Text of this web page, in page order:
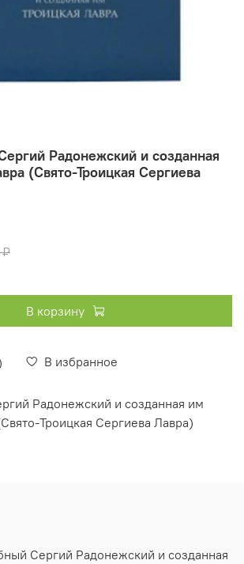
Радонежский и созданная
(Свято-Троицкая Сергиева
В избранное
В корзину
Радонежский и созданная им
Троицкая Сергиева Лавра)
Сергий Радонежский и созданная